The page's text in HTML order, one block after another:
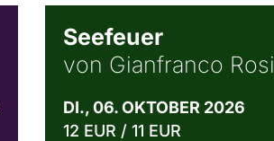
Seefeuer
von Gianfranco Rosi
DI., 06. OKTOBER 2026
12 EUR / 11 EUR